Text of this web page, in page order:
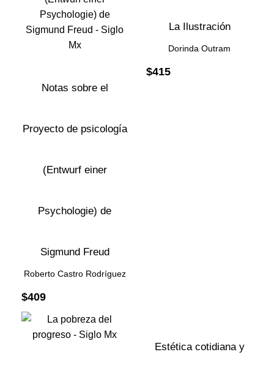
Notas sobre el
Proyecto de psicología
(Entwurf einer
Psychologie) de
Sigmund Freud
Roberto Castro Rodríguez
$409
La Ilustración
Dorinda Outram
$415
Estética cotidiana y